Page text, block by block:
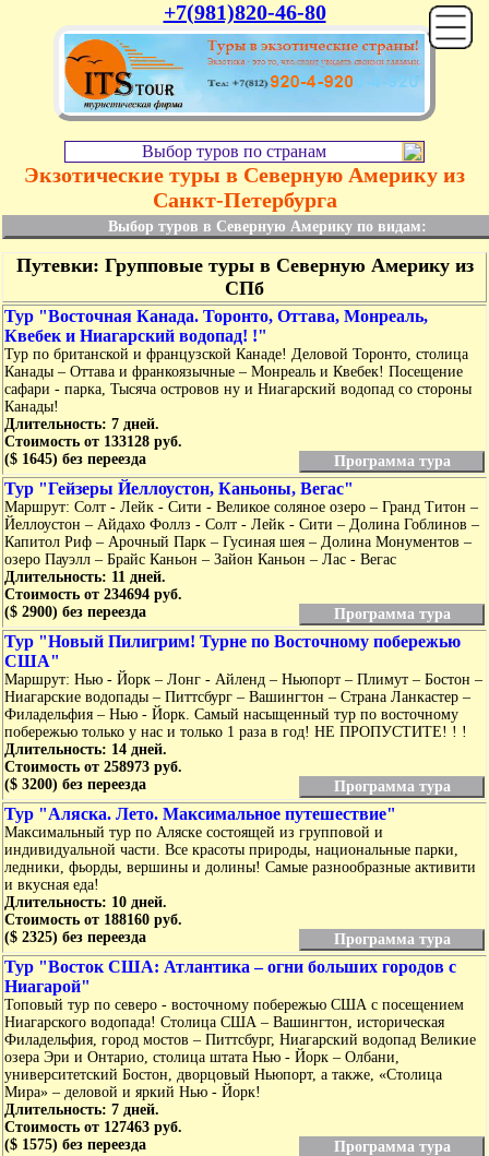
+7(981)820-46-80
Выбор туров по странам
Экзотические туры в Северную Америку из
Санкт-Петербурга
Выбор туров в Северную Америку по видам:
Путевки: Групповые туры в Северную Америку из
СПб
Тур "Восточная Канада. Торонто, Оттава, Монреаль,
Квебек и Ниагарский водопад! !"
Тур по британской и французской Канаде! Деловой Торонто, столица
Канады – Оттава и франкоязычные – Монреаль и Квебек! Посещение
сафари - парка, Тысяча островов ну и Ниагарский водопад со стороны
Канады!
Длительность: 7 дней.
Стоимость от 133128 руб.
($ 1645) без переезда
Программа тура
Тур "Гейзеры Йеллоустон, Каньоны, Вегас"
Маршрут: Солт - Лейк - Сити - Великое соляное озеро – Гранд Титон –
Йеллоустон – Айдахо Фоллз - Солт - Лейк - Сити – Долина Гоблинов –
Капитол Риф – Арочный Парк – Гусиная шея – Долина Монументов –
озеро Пауэлл – Брайс Каньон – Зайон Каньон – Лас - Вегас
Длительность: 11 дней.
Стоимость от 234694 руб.
($ 2900) без переезда
Программа тура
Тур "Новый Пилигрим! Турне по Восточному побережью
США"
Маршрут: Нью - Йорк – Лонг - Айленд – Ньюпорт – Плимут – Бостон –
Ниагарские водопады – Питтсбург – Вашингтон – Страна Ланкастер –
Филадельфия – Нью - Йорк. Самый насыщенный тур по восточному
побережью только у нас и только 1 раза в год! НЕ ПРОПУСТИТЕ! ! !
Длительность: 14 дней.
Стоимость от 258973 руб.
($ 3200) без переезда
Программа тура
Тур "Аляска. Лето. Максимальное путешествие"
Максимальный тур по Аляске состоящей из групповой и
индивидуальной части. Все красоты природы, национальные парки,
ледники, фьорды, вершины и долины! Самые разнообразные активити
и вкусная еда!
Длительность: 10 дней.
Стоимость от 188160 руб.
($ 2325) без переезда
Программа тура
Тур "Восток США: Атлантика – огни больших городов с
Ниагарой"
Топовый тур по северо - восточному побережью США с посещением
Ниагарского водопада! Столица США – Вашингтон, историческая
Филадельфия, город мостов – Питтсбург, Ниагарский водопад Великие
озера Эри и Онтарио, столица штата Нью - Йорк – Олбани,
университетский Бостон, дворцовый Ньюпорт, а также, «Столица
Мира» – деловой и яркий Нью - Йорк!
Длительность: 7 дней.
Стоимость от 127463 руб.
($ 1575) без переезда
Программа тура